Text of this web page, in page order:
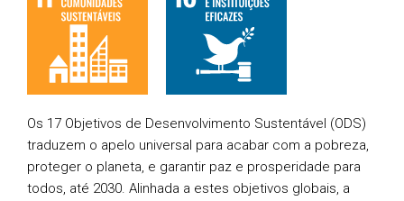
Os 17 Objetivos de Desenvolvimento Sustentável (ODS)
traduzem o apelo universal para acabar com a pobreza,
proteger o planeta, e garantir paz e prosperidade para
todos, até 2030. Alinhada a estes objetivos globais, a